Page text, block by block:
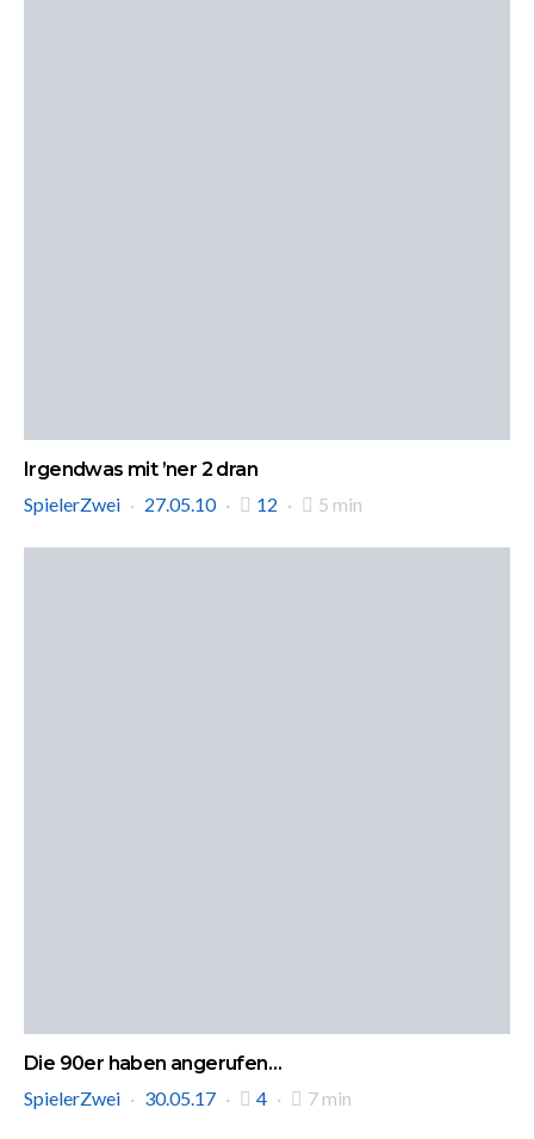
Irgendwas mit ’ner 2 dran
SpielerZwei
27.05.10 12 5 min
Die 90er haben angerufen…
SpielerZwei
30.05.17 4 7 min